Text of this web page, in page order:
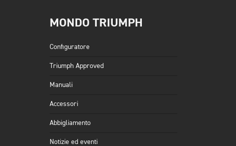
MONDO TRIUMPH
Configuratore
Triumph Approved
Manuali
Accessori
Abbigliamento
Notizie ed eventi